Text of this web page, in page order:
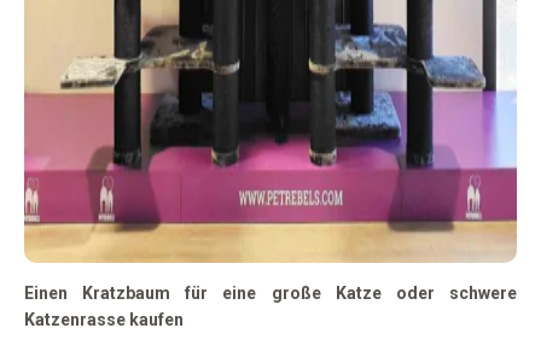
Einen Kratzbaum für eine große Katze oder schwere
Katzenrasse kaufen